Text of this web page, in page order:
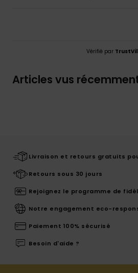
Vérifié par
Articles vus
Livraison et retours gratuits
Retours sous 30 jours
Rejoignez le programme de
Notre engagement eco-
Paiement 100% sécurisé
Besoin d'aide ?